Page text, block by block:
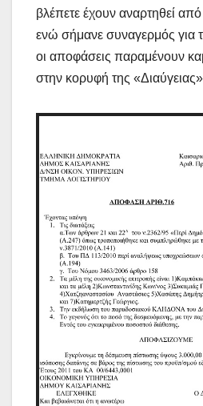
βλέπετε έχουν αναρτηθεί από
ενώ σήμανε συναγερμός για
οι αποφάσεις παραμένουν
στην κορυφή της